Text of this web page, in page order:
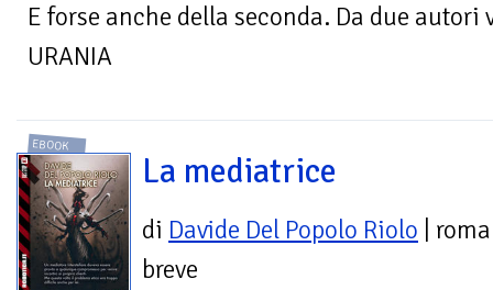
E forse anche della seconda. Da due autori
URANIA
EBOOK
La mediatrice
di Davide Del Popolo Riolo |
breve